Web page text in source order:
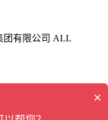
团有限公司 ALL
×